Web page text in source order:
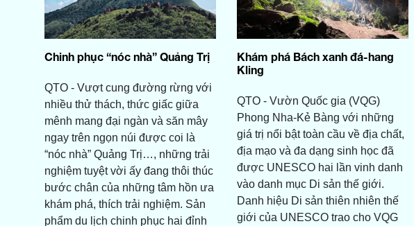
Chinh phục “nóc nhà” Quảng Trị
QTO - Vượt cung đường rừng với
nhiều thử thách, thức giấc giữa
mênh mang đại ngàn và săn mây
ngay trên ngọn núi được coi là
“nóc nhà” Quảng Trị…, những trải
nghiệm tuyệt vời ấy đang thôi thúc
bước chân của những tâm hồn ưa
khám phá, thích trải nghiệm. Sản
phẩm du lịch chinh phục hai đỉnh
Khám phá Bách xanh đá-hang
Kling
QTO - Vườn Quốc gia (VQG)
Phong Nha-Kẻ Bàng với những
giá trị nổi bật toàn cầu về địa chất,
địa mạo và đa dạng sinh học đã
được UNESCO hai lần vinh danh
vào danh mục Di sản thế giới.
Danh hiệu Di sản thiên nhiên thế
giới của UNESCO trao cho VQG